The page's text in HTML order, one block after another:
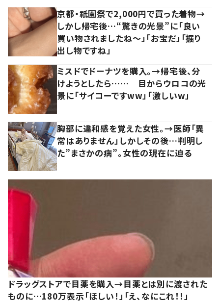
京都・祇園祭で2,000円で買った着物→
しかし帰宅後…“驚きの光景”に「良い
買い物されましたね～」「お宝だ」「掘り
出し物ですね」
ミスドでドーナツを購入。→帰宅後、分
けようとしたら…… 目からウロコの光
景に「サイコーですww」「激しいw」
胸部に違和感を覚えた女性。→医師「異
常はありません」しかしその後…判明し
た”まさかの病”。女性の現在に迫る
ドラッグストアで目薬を購入→目薬とは別に渡された
ものに…180万表示「ほしい！」「え、なにこれ！！」